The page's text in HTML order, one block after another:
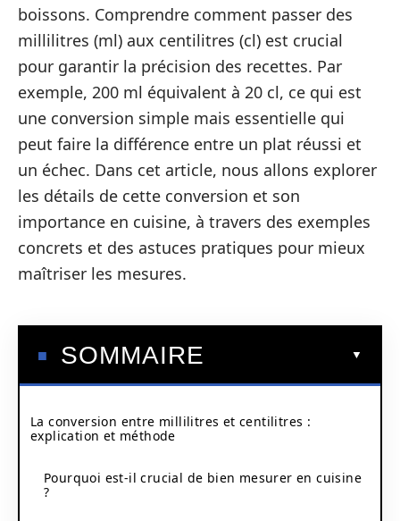
boissons. Comprendre comment passer des
millilitres (ml) aux centilitres (cl) est crucial
pour garantir la précision des recettes. Par
exemple, 200 ml équivalent à 20 cl, ce qui est
une conversion simple mais essentielle qui
peut faire la différence entre un plat réussi et
un échec. Dans cet article, nous allons explorer
les détails de cette conversion et son
importance en cuisine, à travers des exemples
concrets et des astuces pratiques pour mieux
maîtriser les mesures.
SOMMAIRE
La conversion entre millilitres et centilitres :
explication et méthode
Pourquoi est-il crucial de bien mesurer en cuisine
?